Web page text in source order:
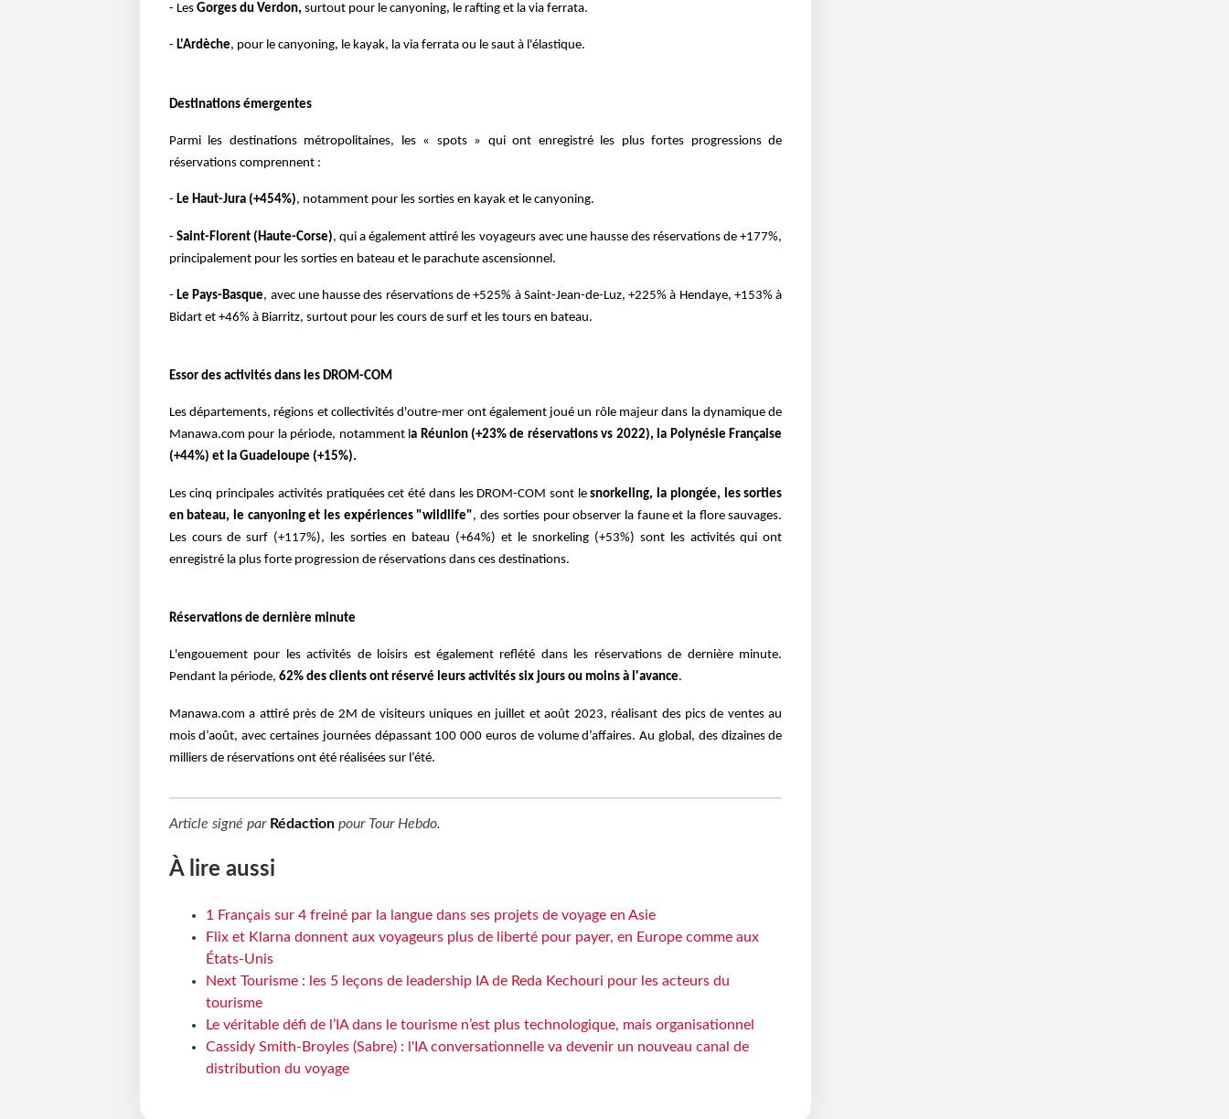
- Les Gorges du Verdon, surtout pour le canyoning, le rafting et la via ferrata.
- L'Ardèche, pour le canyoning, le kayak, la via ferrata ou le saut à l'élastique.
Destinations émergentes
Parmi les destinations métropolitaines, les « spots » qui ont enregistré les plus fortes progressions de
réservations comprennent :
- Le Haut-Jura (+454%), notamment pour les sorties en kayak et le canyoning.
- Saint-Florent (Haute-Corse), qui a également attiré les voyageurs avec une hausse des réservations de +177%,
principalement pour les sorties en bateau et le parachute ascensionnel.
- Le Pays-Basque, avec une hausse des réservations de +525% à Saint-Jean-de-Luz, +225% à Hendaye, +153% à
Bidart et +46% à Biarritz, surtout pour les cours de surf et les tours en bateau.
Essor des activités dans les DROM-COM
Les départements, régions et collectivités d'outre-mer ont également joué un rôle majeur dans la dynamique de
Manawa.com pour la période, notamment la Réunion (+23% de réservations vs 2022), la Polynésie Française
(+44%) et la Guadeloupe (+15%).
Les cinq principales activités pratiquées cet été dans les DROM-COM sont lesnorkeling, la plongée, les sorties
en bateau, le canyoning et les expériences "wildlife", des sorties pour observer la faune et la flore sauvages.
Les cours de surf (+117%), les sorties en bateau (+64%) et le snorkeling (+53%) sont les activités qui ont
enregistré la plus forte progression de réservations dans ces destinations.
Réservations de dernière minute
L'engouement pour les activités de loisirs est également reflété dans les réservations de dernière minute.
Pendant la période, 62% des clients ont réservé leurs activités six jours ou moins à l'avance.
Manawa.com a attiré près de 2M de visiteurs uniques en juillet et août 2023, réalisant des pics de ventes au
mois d’août, avec certaines journées dépassant 100 000 euros de volume d’affaires. Au global, des dizaines de
milliers de réservations ont été réalisées sur l’été.
Article signé par Rédactionpour Tour Hebdo.
À lire aussi
1 Français sur 4 freiné par la langue dans ses projets de voyage en Asie
Flix et Klarna donnent aux voyageurs plus de liberté pour payer, en Europe comme aux
États-Unis
Next Tourisme : les 5 leçons de leadership IA de Reda Kechouri pour les acteurs du
tourisme
Le véritable défi de l’IA dans le tourisme n’est plus technologique, mais organisationnel
Cassidy Smith-Broyles (Sabre) : l'IA conversationnelle va devenir un nouveau canal de
distribution du voyage